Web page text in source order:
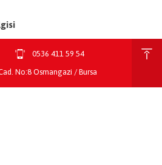
0536 411 59 54
No:8 Osmangazi / Bursa